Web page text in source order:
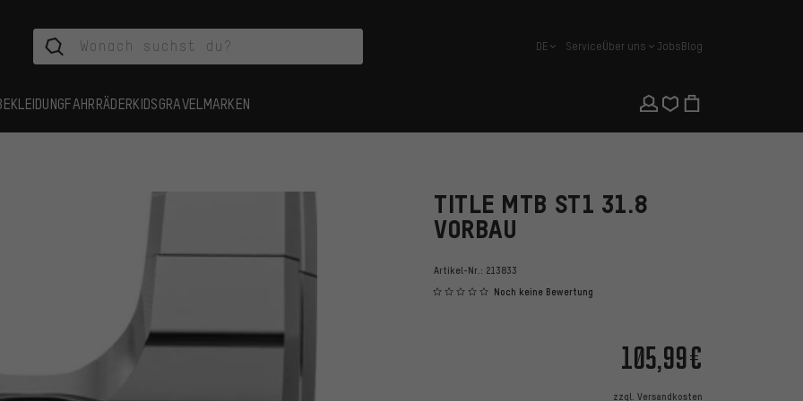
Deutsch
DE ServiceÜber uns JobsBlog
FAHRRÄDERKIDSGRAVEL MARKEN
TITLE MTB ST1 31.8
VORBAU
Artikel-Nr.: 213833
Noch keine Bewertung
105,99€
zzgl. Versandkosten